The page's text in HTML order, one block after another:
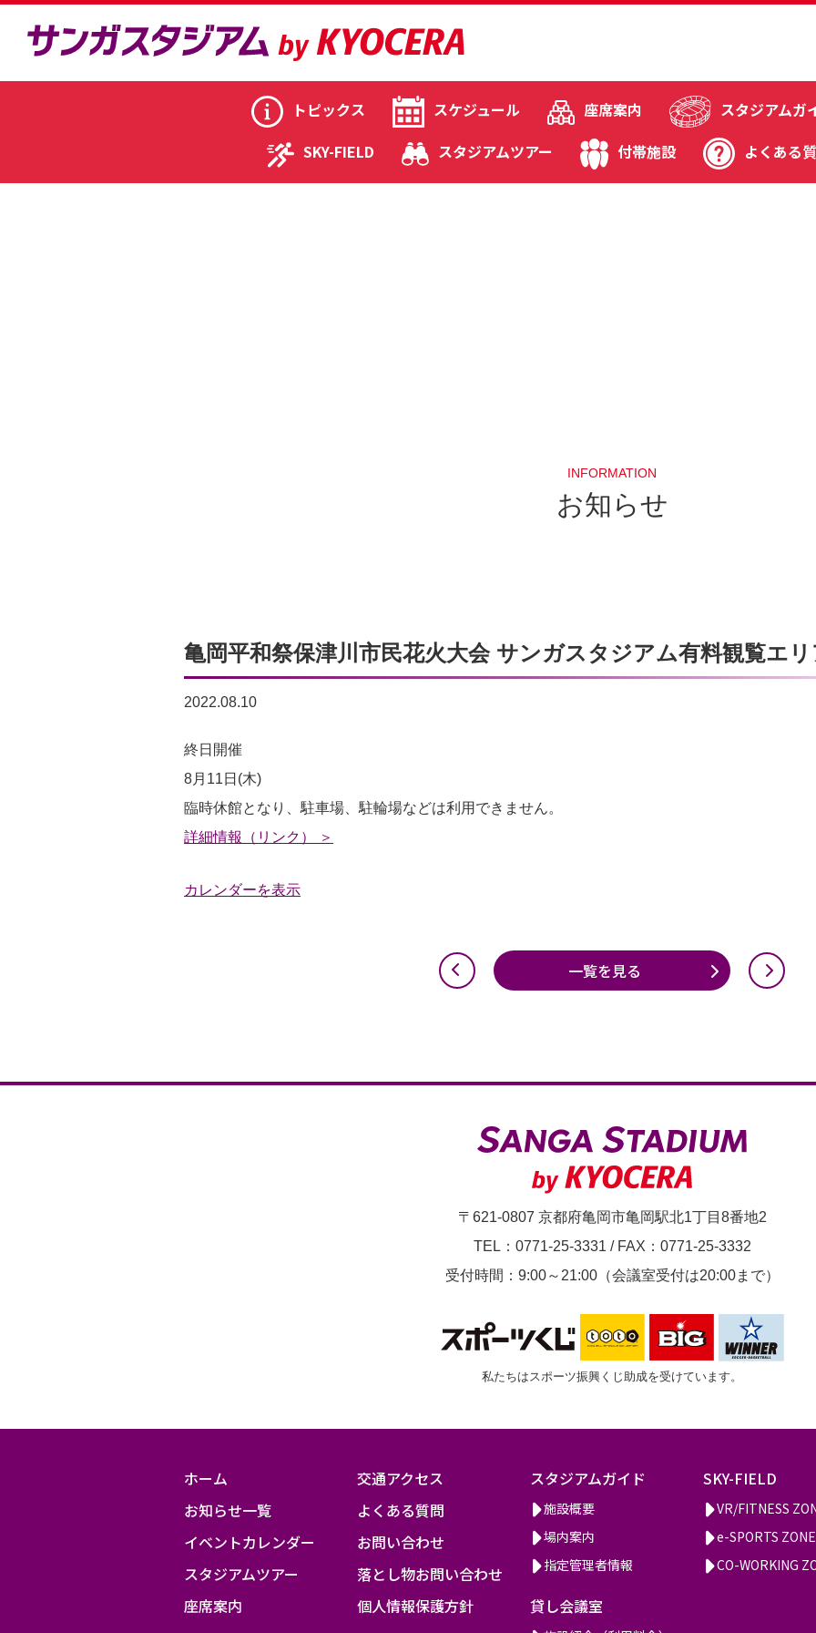
トピックス スケジュール 座席案内
スタジアムガ
SKY-FIELD
スタジアムツアー 付帯施設 よくある
INFORMATION
お知らせ
亀岡平和祭保津川市民花火大会 サンガスタジアム有料観覧エ
2022.08.10
亀
岡
平
和
保
覧
エ
リ
終日開催
8月11日(木)
臨時休館となり、駐車場、駐輪場などは利用できません。
詳細情報（リンク） ＞
カレンダーを表示
一覧を見る
〒621-0807 京都府亀岡市亀岡駅北1丁目8番地2
TEL：0771-25-3331 / FAX：0771-25-3332
受付時間：9:00～21:00（会議室受付は20:00まで）
私たちはスポーツ振興くじ助成を受けています。
ホーム
お知らせ一覧
イベントカレンダー
スタジアムツアー
座席案内
交通アクセス
よくある質問
お問い合わせ
落とし物お問い合わせ
個人情報保護方針
スタジアムガイド
施設概要
場内案内
指定管理者情報
貸し会議室
SKY-FIELD
VR/FITNESS
e-SPORTS ZONE
CO-WORKING